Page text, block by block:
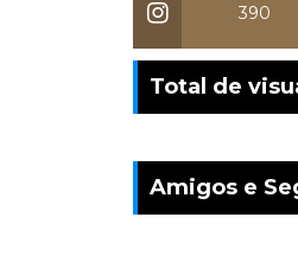
390
Total de
Amigos e